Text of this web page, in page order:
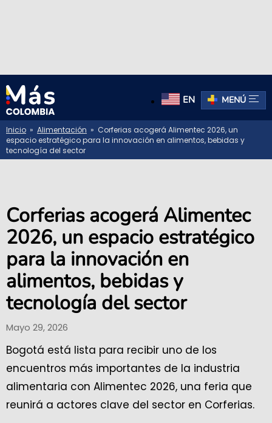
EN MENÚ
Inicio » Alimentación » Corferias acogerá Alimentec 2026, un
espacio estratégico para la innovación en alimentos, bebidas y
tecnología del sector
Corferias acogerá Alimentec
2026, un espacio estratégico
para la innovación en
alimentos, bebidas y
tecnología del sector
Mayo 29, 2026
Bogotá está lista para recibir uno de los
encuentros más importantes de la industria
alimentaria con Alimentec 2026, una feria que
reunirá a actores clave del sector en Corferias.